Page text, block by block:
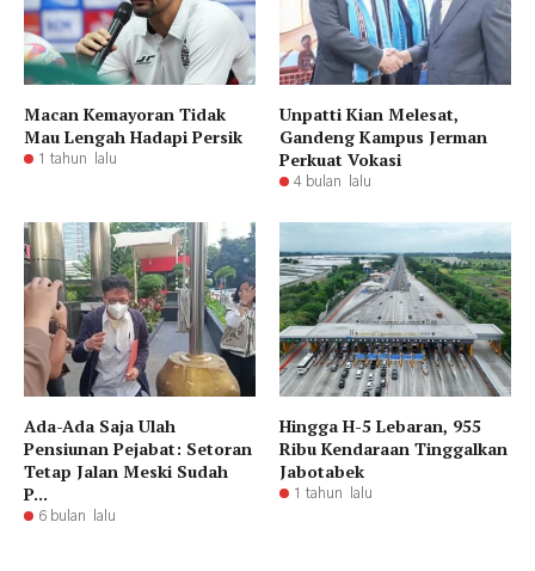
Macan Kemayoran Tidak
Mau Lengah Hadapi Persik
1 tahun lalu
Unpatti Kian Melesat,
Gandeng Kampus Jerman
Perkuat Vokasi
4 bulan lalu
Ada-Ada Saja Ulah
Pensiunan Pejabat: Setoran
Tetap Jalan Meski Sudah
P...
6 bulan lalu
Hingga H-5 Lebaran, 955
Ribu Kendaraan Tinggalkan
Jabotabek
1 tahun lalu